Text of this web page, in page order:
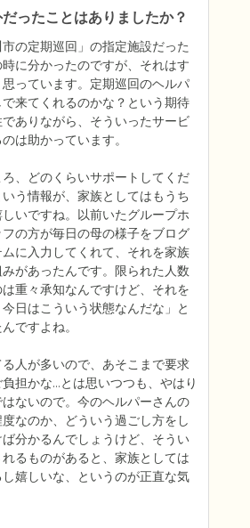
ったことはありましたか？
の定期巡回」の指定施設だった
に分かったのですが、それはす
っています。定期巡回のヘルパ
来てくれるのかな？という期待
ありながら、そういったサービ
は助かっています。
、どのくらいサポートしてくだ
う情報が、家族としてはもうち
いですね。以前いたグループホ
の方が毎日の母の様子をブログ
に入力してくれて、それを家族
があったんです。限られた人数
重々承知なんですけど、それを
日はこういう状態なんだな」と
ですよね。
人が多いので、あそこまで要求
担かな…とは思いつつも、やはり
ないので。今のヘルパーさんの
なのか、どういう過ごし方をし
分かるんでしょうけど、そうい
るものがあると、家族としては
嬉しいな、というのが正直な気